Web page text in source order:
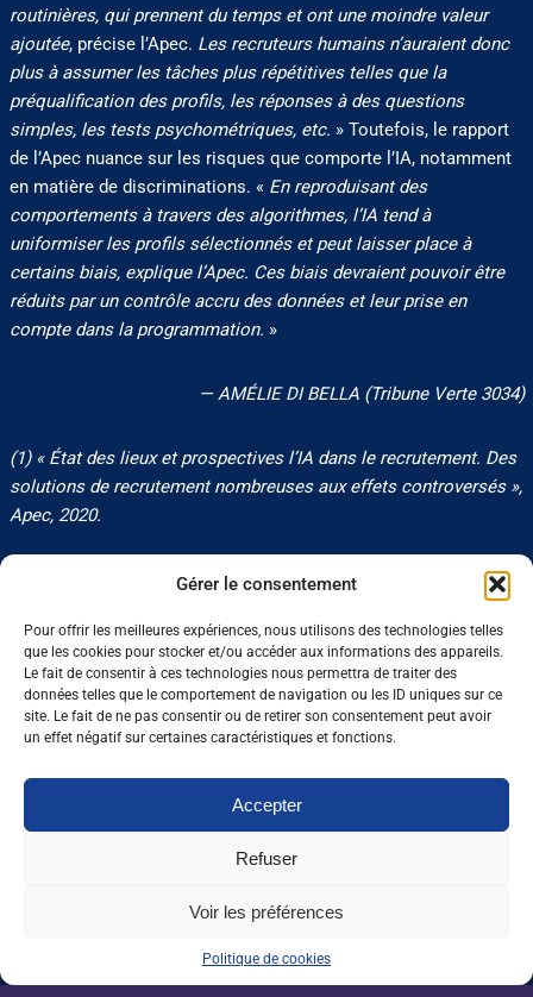
Gérer le consentement
Pour offrir les meilleures expériences, nous utilisons des technologies telles
que les cookies pour stocker et/ou accéder aux informations des appareils.
Le fait de consentir à ces technologies nous permettra de traiter des
données telles que le comportement de navigation ou les ID uniques sur ce
site. Le fait de ne pas consentir ou de retirer son consentement peut avoir
un effet négatif sur certaines caractéristiques et fonctions.
Accepter
Refuser
Voir les préférences
Politique de cookies
routinières, qui prennent du temps et ont une moindre valeur
ajoutée, précise l’Apec. Les recruteurs humains n’auraient donc
plus à assumer les tâches plus répétitives telles que la
préqualification des profils, les réponses à des questions
simples, les tests psychométriques, etc. » Toutefois, le rapport
de l’Apec nuance sur les risques que comporte l’IA, notamment
en matière de discriminations. « En reproduisant des
comportements à travers des algorithmes, l’IA tend à
uniformiser les profils sélectionnés et peut laisser place à
certains biais, explique l’Apec. Ces biais devraient pouvoir être
réduits par un contrôle accru des données et leur prise en
compte dans la programmation. »
— AMÉLIE DI BELLA (Tribune Verte 3034)
(1) « État des lieux et prospectives l’IA dans le recrutement. Des
solutions de recrutement nombreuses aux effets controversés »,
Apec, 2020.
1 J'aime Partager
Nos dernières sorties :
Enseignement agricole : une mission alerte
sur l’avenir du Pacte enseignant
VAE : un levier encore sous-exploité pour
Une IA métier au service des conseillers